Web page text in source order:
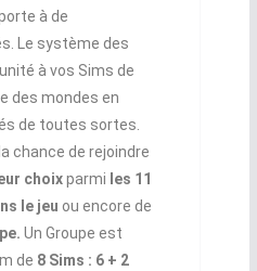
à de
Le système des
à vos Sims de
des mondes en
de toutes sortes.
chance de rejoindre
choixparmi les 11
le jeu ou encore de
Un Groupe est
de 8 Sims : 6 + 2